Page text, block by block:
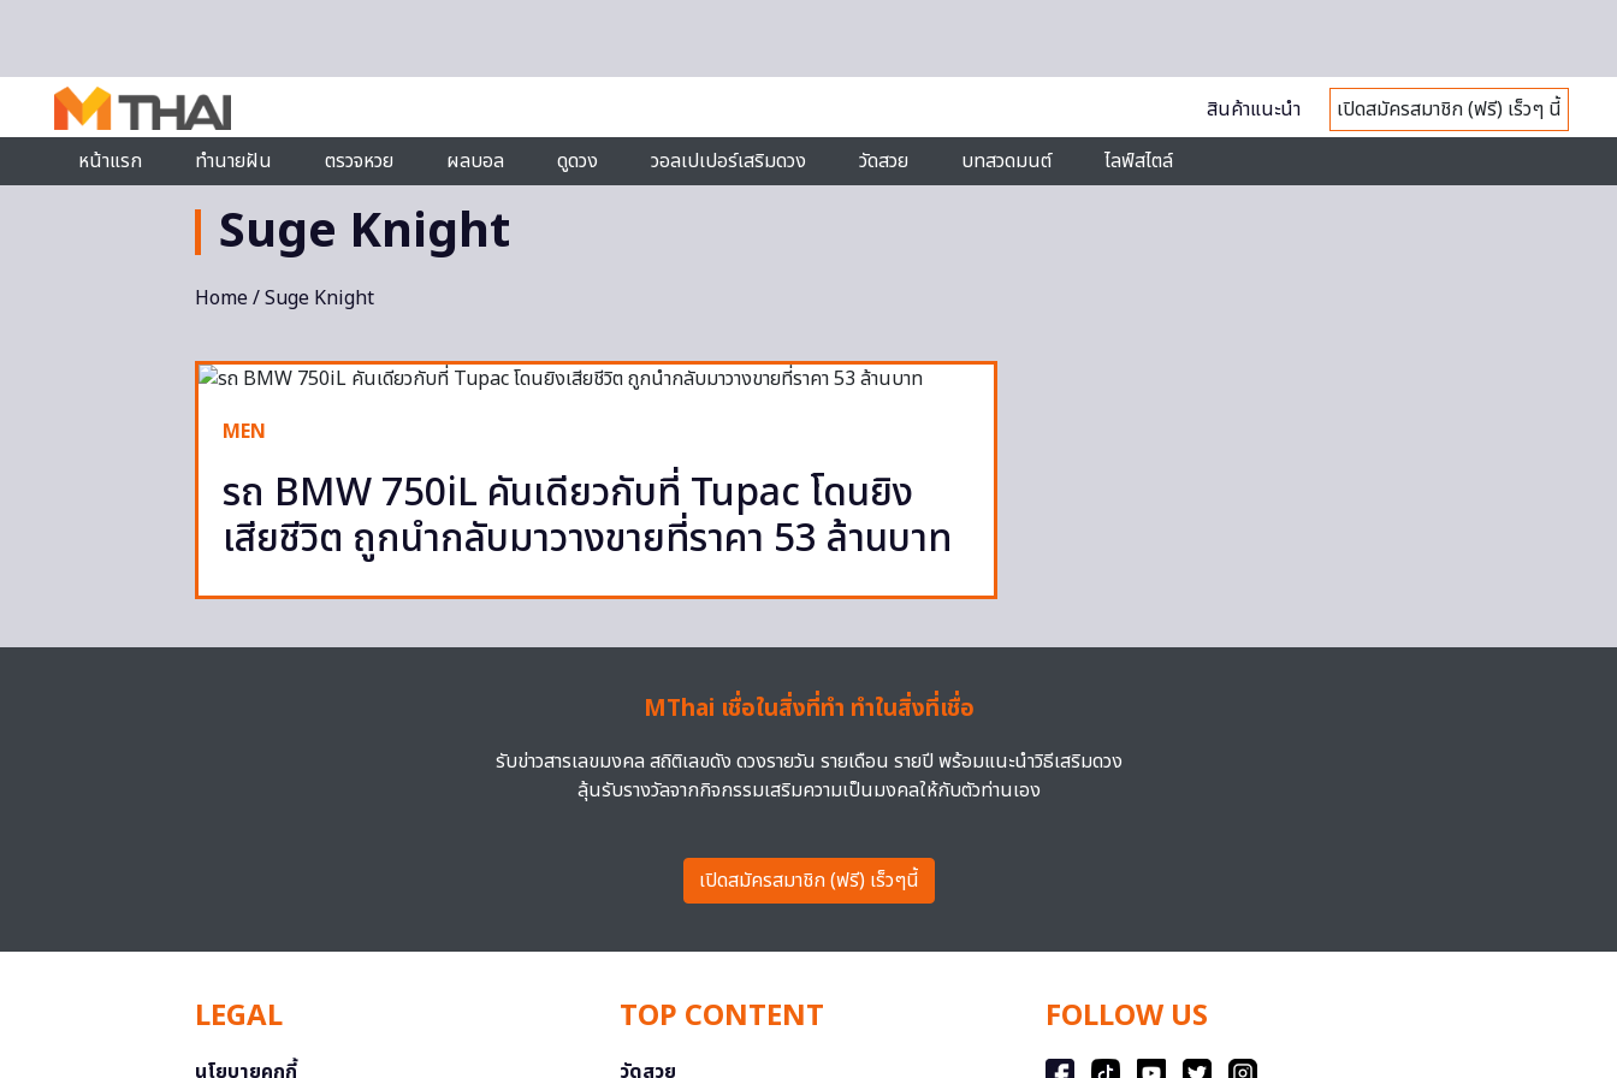
สินค้าแนะนำ
เปิดสมัครสมาชิก (ฟรี) เร็วๆ นี้
หน้าแรก
ทำนายฝัน ตรวจหวย ผลบอล ดูดวง วอลเปเปอร์เสริมดวง วัดสวย บทสวดมนต์ ไลฟ์สไตล์
Suge Knight
Home/ Suge Knight
MEN
รถ BMW 750iL คันเดียวกับที่ Tupac โดนยิง
เสียชีวิต ถูกนำกลับมาวางขายที่ราคา 53 ล้านบาท
MThai เชื่อในสิ่งที่ทำ ทำในสิ่งที่เชื่อ
รับข่าวสารเลขมงคล สถิติเลขดัง ดวงรายวัน รายเดือน รายปี พร้อมแนะนำวิธีเสริมดวง
ลุ้นรับรางวัลจากกิจกรรมเสริมความเป็นมงคลให้กับตัวท่านเอง
เปิดสมัครสมาชิก (ฟรี) เร็วๆนี้
LEGAL
นโยบายคุกกี้
TOP CONTENT
วัดสวย
FOLLOW US